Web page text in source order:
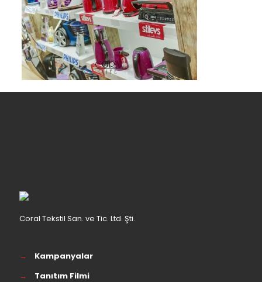
Coral Tekstil San. ve Tic. Ltd. Şti.
→
Kampanyalar
→
Tanıtım Filmi